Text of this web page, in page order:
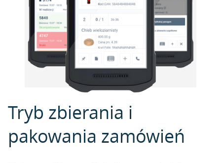
Tryb zbierania i
pakowania zamówień